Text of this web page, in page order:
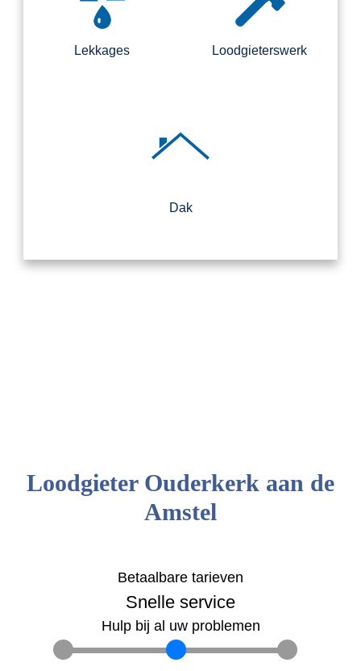
Lekkages Loodgieterswerk
Dak
Loodgieter Ouderkerk aan de
Amstel
Betaalbare tarieven
Snelle service
Hulp bij al uw problemen